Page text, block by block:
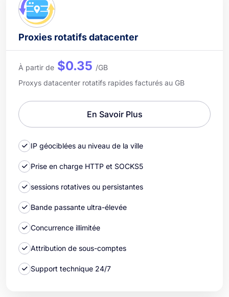
Proxies rotatifs datacenter
À partir de $0.35 /GB
Proxys datacenter rotatifs rapides facturés au GB
En Savoir Plus
IP géociblées au niveau de la ville
Prise en charge HTTP et SOCKS5
sessions rotatives ou persistantes
Bande passante ultra-élevée
Concurrence illimitée
Attribution de sous-comptes
Support technique 24/7